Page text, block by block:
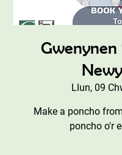
Llun, 09
Make a poncho
poncho o'r